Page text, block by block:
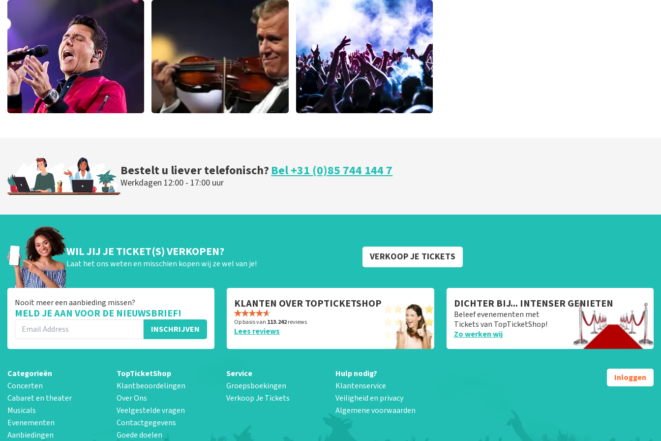
naar het originele verkooppunt. Meer kunnen wij niet doen. Wij hopen dat u ondanks de hogere prijs toch een
fantastische avond heeft gehad. Met vriendelijke groeten, Joost Topticketshop
Teddy Swims
laatste 30 minuten
BESTEL NU
Editors
laatste 30 minuten
BESTEL NU
BESTEL NU
Bestelt u liever telefonisch?Bel +31 (0)85 744 144 7
Werkdagen 12:00 - 17:00 uur
WIL JIJ JE TICKET(S) VERKOPEN?
Laat het ons weten en misschien kopen wij ze wel van je!
VERKOOP JE TICKETS
Nooit meer een aanbieding missen?
MELD JE AAN VOOR DE NIEUWSBRIEF!
INSCHRIJVEN
KLANTEN OVER TOPTICKETSHOP
Op basis van 113.242reviews
Lees reviews
DICHTER BIJ... INTENSER GENIETEN
Beleef evenementen met
Tickets van TopTicketShop!
Zo werken wij
Categorieën
Concerten
Cabaret en theater
Musicals
Evenementen
Aanbiedingen
TopTicketShop
Klantbeoordelingen
Over Ons
Veelgestelde vragen
Contactgegevens
Goede doelen
Service
Groepsboekingen
Verkoop Je Tickets
Hulp nodig?
Klantenservice
Veiligheid en privacy
Algemene voorwaarden
Inloggen